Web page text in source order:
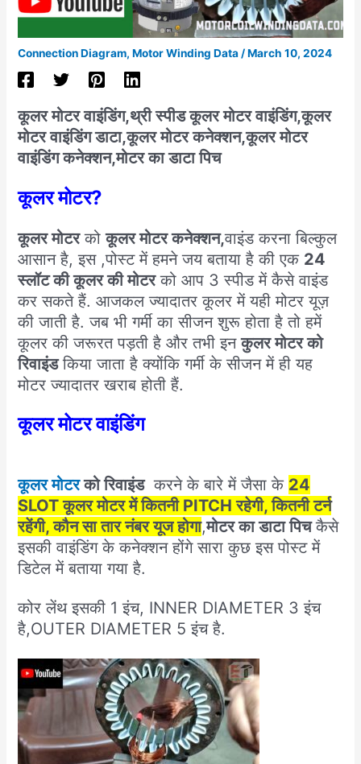
Connection Diagram,Motor Winding Data /March 10, 2024
कूलर मोटर वाइंडिंग,थ्री स्पीड कूलर मोटर वाइंडिंग,कूलर
मोटर वाइंडिंग डाटा,कूलर मोटर कनेक्शन,कूलर मोटर
वाइंडिंग कनेक्शन,मोटर का डाटा पिच
कूलर मोटर?
कूलर मोटरकोकूलर मोटर कनेक्शन,वाइंड करना बिल्कुल
आसान है, इस ,पोस्ट में हमने जय बताया है की एक 24
स्लॉट की कूलर की मोटरको आप 3 स्पीड में कैसे वाइंड
कर सकते हैं. आजकल ज्यादातर कूलर में यही मोटर यूज़
की जाती है. जब भी गर्मी का सीजन शुरू होता है तो हमें
कूलर की जरूरत पड़ती है और तभी इनकुलर मोटर को
रिवाइंडकिया जाता है क्योंकि गर्मी के सीजन में ही यह
मोटर ज्यादातर खराब होती हैं.
कूलर मोटर वाइंडिंग
कूलर मोटरको रिवाइंडकरने के बारे में जैसा के 24
SLOT कूलर मोटर में कितनी PITCH रहेगी, कितनी टर्न
रहेंगी, कौन सा तार नंबर यूज होगा,मोटर का डाटा पिचकैसे
इसकी वाइंडिंग के कनेक्शन होंगे सारा कुछ इस पोस्ट में
डिटेल में बताया गया है.
कोर लेंथ इसकी 1 इंच, INNER DIAMETER 3 इंच
है,OUTER DIAMETER 5 इंच है.